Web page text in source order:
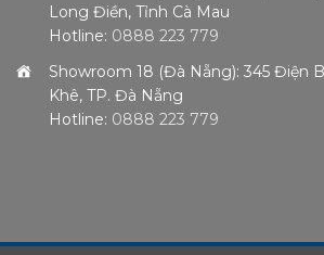
Long Điền, Tỉnh Cà Mau
Hotline: 0888 223 779
Showroom 18 (Đà Nẵng): 345 Điện
Khê, TP. Đà Nẵng
Hotline: 0888 223 779